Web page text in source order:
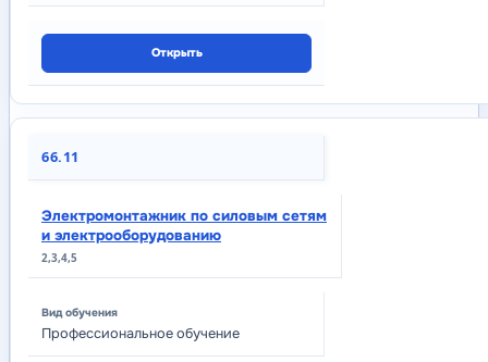
Открыть
66.11
Электромонтажник по силовым сетям
и электрооборудованию
2,3,4,5
Профессиональное обучение